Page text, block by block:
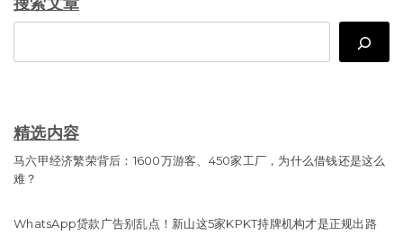
精选内容
马六甲经济繁荣背后：1600万游客、450家工厂，为什么借钱还是这么
难？
WhatsApp贷款广告别乱点！新山这5家KPKT持牌机构才是正规出路